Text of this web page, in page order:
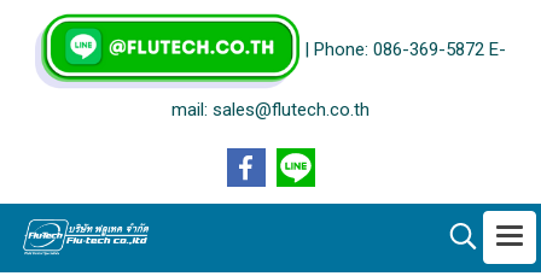
| Phone: 086-369-5872 E-
mail: sales@flutech.co.th